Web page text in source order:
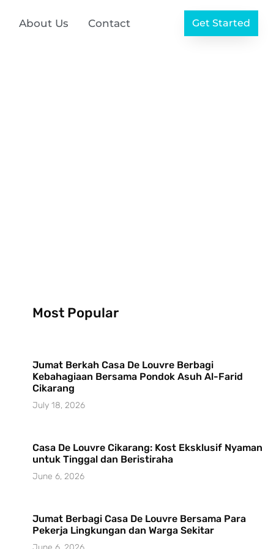
About Us Contact Get Started
Most Popular
Jumat Berkah Casa De Louvre Berbagi
Kebahagiaan Bersama Pondok Asuh Al-Farid
Cikarang
July 18, 2026
Casa De Louvre Cikarang: Kost Eksklusif Nyaman
untuk Tinggal dan Beristiraha
June 6, 2026
Jumat Berbagi Casa De Louvre Bersama Para
Pekerja Lingkungan dan Warga Sekitar